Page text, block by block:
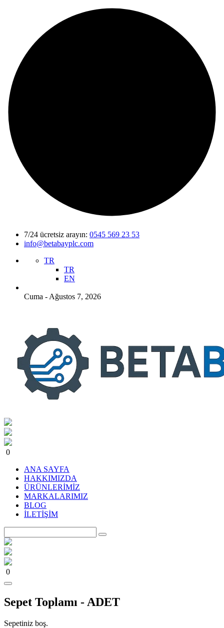
7/24 ücretsiz arayın: 0545 569 23 53
info@betabayplc.com
TR
TR
EN
Cuma - Ağustos 7, 2026
0
ANA SAYFA
HAKKIMIZDA
ÜRÜNLERİMİZ
MARKALARIMIZ
BLOG
İLETİŞİM
0
Sepet Toplamı - ADET
Sepetiniz boş.